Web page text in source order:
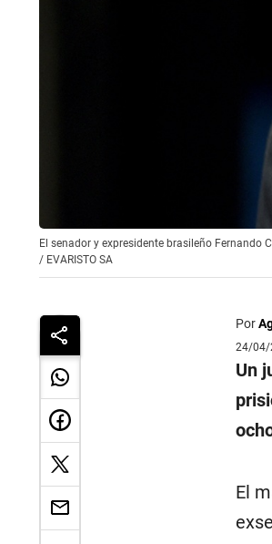
El senador y expresidente brasileño Fernando
/ EVARISTO SA
Por
24/04/
Un
El